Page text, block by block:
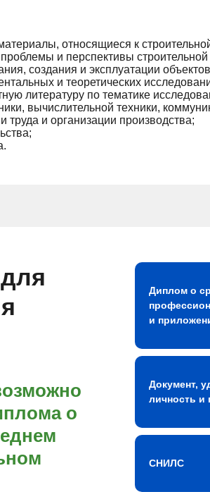
относящиеся к
и перспективы строительной
создания и эксплуатации
и теоретических
литературу по тематике
вычислительной техники,
труда и организации производства;
о
Диплом о
и
Документ,
личность и
СНИЛС